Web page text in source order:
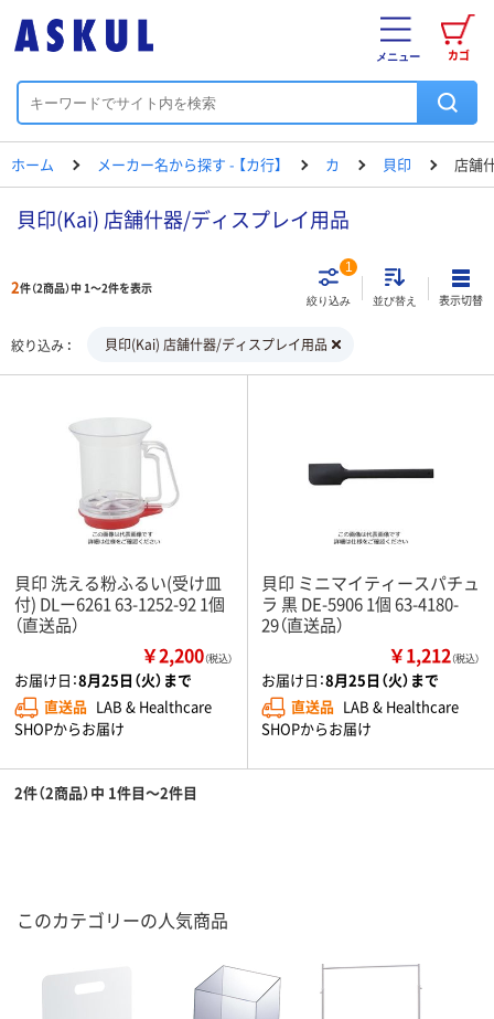
カゴ
メニュー
ホーム メーカー名から探す - 【カ行】 カ 貝印 店舗
貝印(Kai) 店舗什器/ディスプレイ用品
2件（2商品）中 1～2件を表示
絞り込み
1
並び替え 表示切替
絞り込み 貝印(Kai) 店舗什器/ディスプレイ用品
貝印 洗える粉ふるい(受け皿
付) DLー6261 63-1252-92 1個
（直送品）
￥2,200（税込）
お届け日：8月25日（火）まで
直送品 LAB & Healthcare
SHOPからお届け
貝印 ミニマイティースパチュ
ラ 黒 DE-5906 1個 63-4180-
29（直送品）
￥1,212（税込）
お届け日：8月25日（火）まで
直送品 LAB & Healthcare
SHOPからお届け
2件（2商品）中 1件目～2件目
このカテゴリーの人気商品